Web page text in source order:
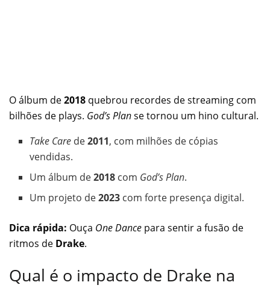
O álbum de2018 quebrou recordes de streaming com
bilhões de plays. God’s Planse tornou um hino cultural.
Take Care de2011, com milhões de cópias
vendidas.
Um álbum de2018 com God’s Plan.
Um projeto de2023 com forte presença digital.
Dica rápida: Ouça One Dance para sentir a fusão de
ritmos de Drake.
Qual é o impacto de Drake na